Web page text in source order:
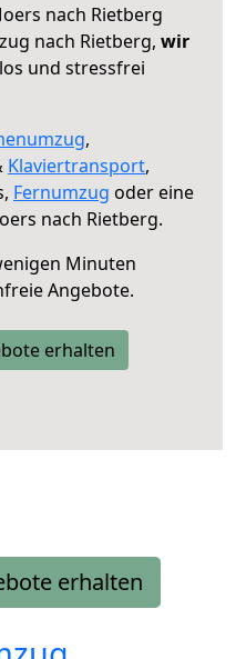
nach Rietberg
nach Rietberg, wir
und stressfrei
,
Klaviertransport,
Fernumzug oder eine
nach Rietberg.
Minuten
Angebote.
erhalten
erhalten